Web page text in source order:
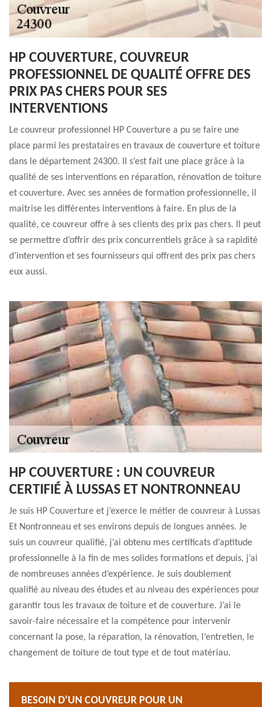
HP COUVERTURE, COUVREUR
PROFESSIONNEL DE QUALITÉ OFFRE DES
PRIX PAS CHERS POUR SES
INTERVENTIONS
Le couvreur professionnel HP Couverture a pu se faire une
place parmi les prestataires en travaux de couverture et toiture
dans le département 24300. Il s’est fait une place grâce à la
qualité de ses interventions en réparation, rénovation de toiture
et couverture. Avec ses années de formation professionnelle, il
maitrise les différentes interventions à faire. En plus de la
qualité, ce couvreur offre à ses clients des prix pas chers. Il peut
se permettre d’offrir des prix concurrentiels grâce à sa rapidité
d’intervention et ses fournisseurs qui offrent des prix pas chers
eux aussi.
HP COUVERTURE : UN COUVREUR
CERTIFIÉ À LUSSAS ET NONTRONNEAU
Je suis HP Couverture et j’exerce le métier de couvreur à Lussas
Et Nontronneau et ses environs depuis de longues années. Je
suis un couvreur qualifié, j’ai obtenu mes certificats d’aptitude
professionnelle à la fin de mes solides formations et depuis, j’ai
de nombreuses années d’expérience. Je suis doublement
qualifié au niveau des études et au niveau des expériences pour
garantir tous les travaux de toiture et de couverture. J’ai le
savoir-faire nécessaire et la compétence pour intervenir
concernant la pose, la réparation, la rénovation, l’entretien, le
changement de toiture de tout type et de tout matériau.
BESOIN D’UN COUVREUR POUR UN